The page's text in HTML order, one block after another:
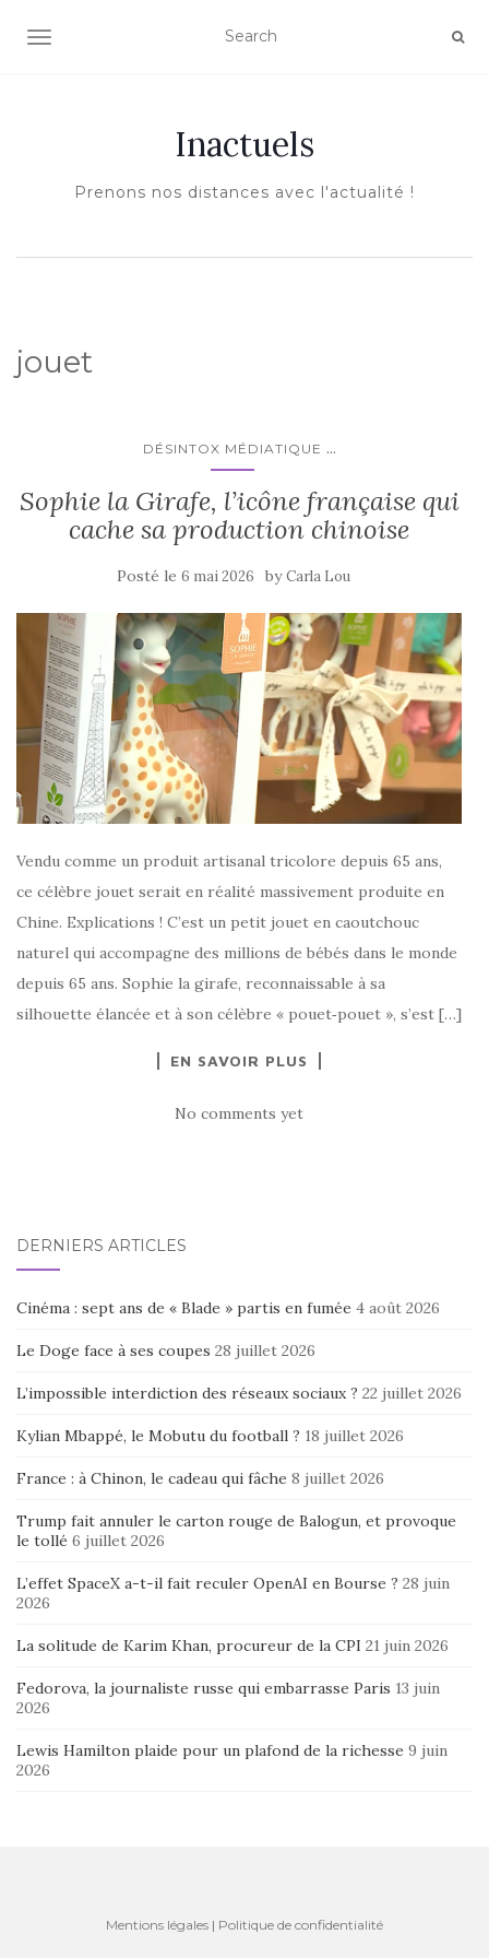
AFFICHER/MASQUER LA NAVIGATION
Inactuels
Prenons nos distances avec l'actualité !
jouet
DÉSINTOX MÉDIATIQUE ...
Sophie la Girafe, l’icône française qui
cache sa production chinoise
Posté le 6 mai 2026 byCarla Lou
Vendu comme un produit artisanal tricolore depuis 65 ans,
ce célèbre jouet serait en réalité massivement produite en
Chine. Explications ! C’est un petit jouet en caoutchouc
naturel qui accompagne des millions de bébés dans le monde
depuis 65 ans. Sophie la girafe, reconnaissable à sa
silhouette élancée et à son célèbre « pouet‑pouet », s’est […]
EN SAVOIR PLUS
No comments yet
DERNIERS ARTICLES
Cinéma : sept ans de « Blade » partis en fumée 4 août 2026
Le Doge face à ses coupes 28 juillet 2026
L’impossible interdiction des réseaux sociaux ? 22 juillet 2026
Kylian Mbappé, le Mobutu du football ? 18 juillet 2026
France : à Chinon, le cadeau qui fâche 8 juillet 2026
Trump fait annuler le carton rouge de Balogun, et provoque
le tollé 6 juillet 2026
L’effet SpaceX a-t-il fait reculer OpenAI en Bourse ? 28 juin
2026
La solitude de Karim Khan, procureur de la CPI 21 juin 2026
Fedorova, la journaliste russe qui embarrasse Paris 13 juin
2026
Lewis Hamilton plaide pour un plafond de la richesse 9 juin
2026
Mentions légales | Politique de confidentialité